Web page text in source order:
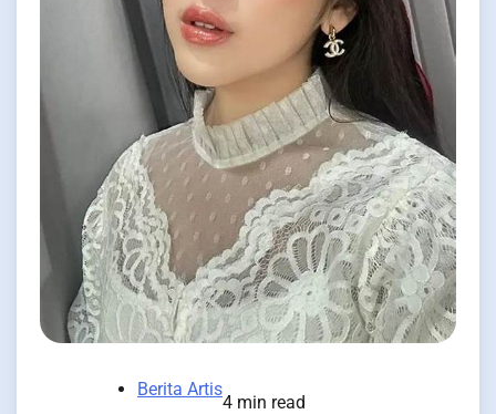
Berita Artis
4 min read